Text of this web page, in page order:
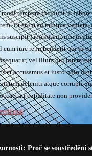
tempora incidunt ut
Ut enim ad minima veniam,
suscipit laboriosam, nisi ut
eum iure reprehenderit qui in
vel illum qui lorem
et accusamus et iusto odio
deleniti atque corrupti
cupiditate non
Email
Proč se soustředění